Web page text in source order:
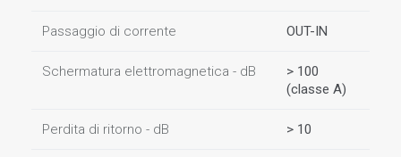
Passaggio di corrente OUT-IN
Schermatura elettromagnetica - dB
> 100
(classe A)
Perdita di ritorno - dB > 10